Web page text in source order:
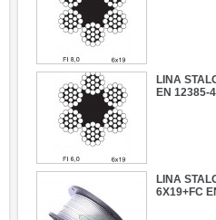
LINA
EN 12385-4
LINA
6X19+FC